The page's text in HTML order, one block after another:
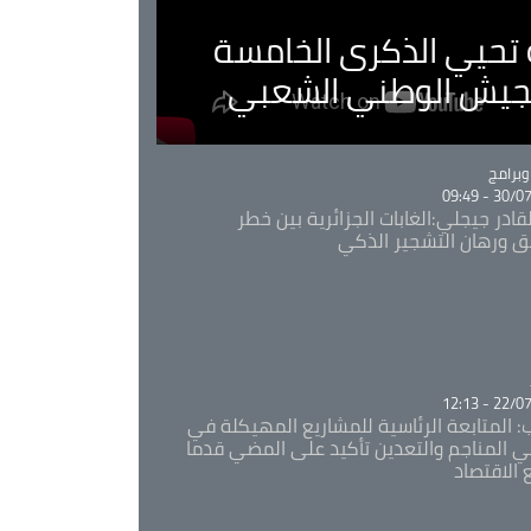
تحيي الذكرى الخامسة
الوطني الشعبي
30/07/
جيجلي:الغابات الجزائرية بين خطر
ورهان التشجير الذكي
22/07/
المتابعة الرئاسية للمشاريع المهيكلة في
المناجم والتعدين تأكيد على المضي قدما
الاقتصاد